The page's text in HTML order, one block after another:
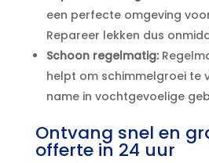
een perfecte omgeving
Repareer lekken dus
Schoon regelmatig:
helpt om schimmelgroei te
name in vochtgevoelige
Ontvang snel en
offerte in 24 uur